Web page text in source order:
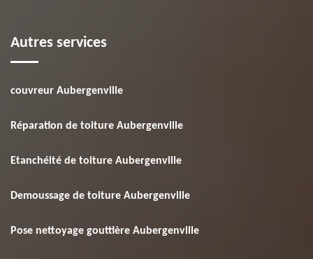
Autres services
couvreur Aubergenville
Réparation de toiture Aubergenville
Etanchéité de toiture Aubergenville
Demoussage de toiture Aubergenville
Pose nettoyage gouttière Aubergenville